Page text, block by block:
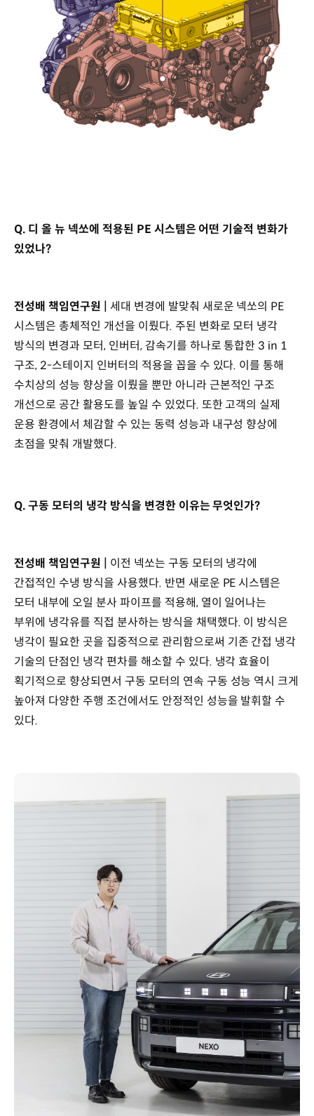
Q. 디 올 뉴 넥쏘에 적용된 PE 시스템은 어떤 기술적 변화가
있었나?
전성배 책임연구원 | 세대 변경에 발맞춰 새로운 넥쏘의 PE
시스템은 총체적인 개선을 이뤘다. 주된 변화로 모터 냉각
방식의 변경과 모터, 인버터, 감속기를 하나로 통합한 3 in 1
구조, 2-스테이지 인버터의 적용을 꼽을 수 있다. 이를 통해
수치상의 성능 향상을 이뤘을 뿐만 아니라 근본적인 구조
개선으로 공간 활용도를 높일 수 있었다. 또한 고객의 실제
운용 환경에서 체감할 수 있는 동력 성능과 내구성 향상에
초점을 맞춰 개발했다.
Q. 구동 모터의 냉각 방식을 변경한 이유는 무엇인가?
전성배 책임연구원 | 이전 넥쏘는 구동 모터의 냉각에
간접적인 수냉 방식을 사용했다. 반면 새로운 PE 시스템은
모터 내부에 오일 분사 파이프를 적용해, 열이 일어나는
부위에 냉각유를 직접 분사하는 방식을 채택했다. 이 방식은
냉각이 필요한 곳을 집중적으로 관리함으로써 기존 간접 냉각
기술의 단점인 냉각 편차를 해소할 수 있다. 냉각 효율이
획기적으로 향상되면서 구동 모터의 연속 구동 성능 역시 크게
높아져 다양한 주행 조건에서도 안정적인 성능을 발휘할 수
있다.